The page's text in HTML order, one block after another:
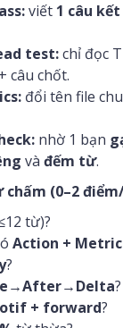
viết 1 câu kết
test:chỉ đọc
câu chốt.
đổi tên file
nhờ 1 bạn
vàđếm từ.
chấm (0–2
từ)?
Action +
?
?
+ forward?